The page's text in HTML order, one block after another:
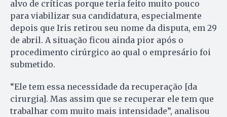
alvo de críticas porque teria feito muito pouco
para viabilizar sua candidatura, especialmente
depois que Iris retirou seu nome da disputa, em 29
de abril. A situação ficou ainda pior após o
procedimento cirúrgico ao qual o empresário foi
submetido.
“Ele tem essa necessidade da recuperação [da
cirurgia]. Mas assim que se recuperar ele tem que
trabalhar com muito mais intensidade”, analisou